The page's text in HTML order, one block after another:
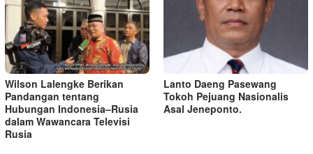
Wilson Lalengke Berikan
Pandangan tentang
Hubungan Indonesia–Rusia
dalam Wawancara Televisi
Rusia
Lanto Daeng Pasewang
Tokoh Pejuang Nasionalis
Asal Jeneponto.